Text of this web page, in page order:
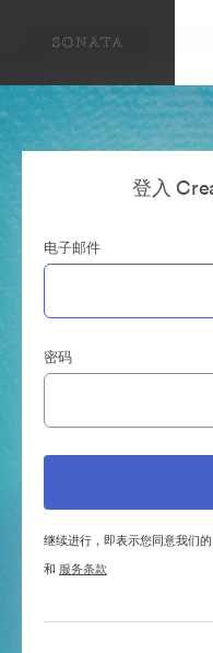
登入
电子邮件
密码
继续进行，即表示您同意我们的
和 服务条款